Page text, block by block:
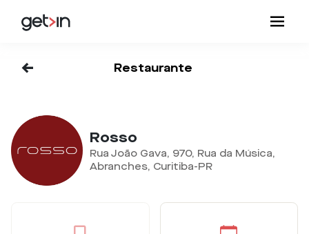
<- Restaurante
Rosso
Rua João Gava, 970, Rua da Música,
Abranches, Curitiba-PR